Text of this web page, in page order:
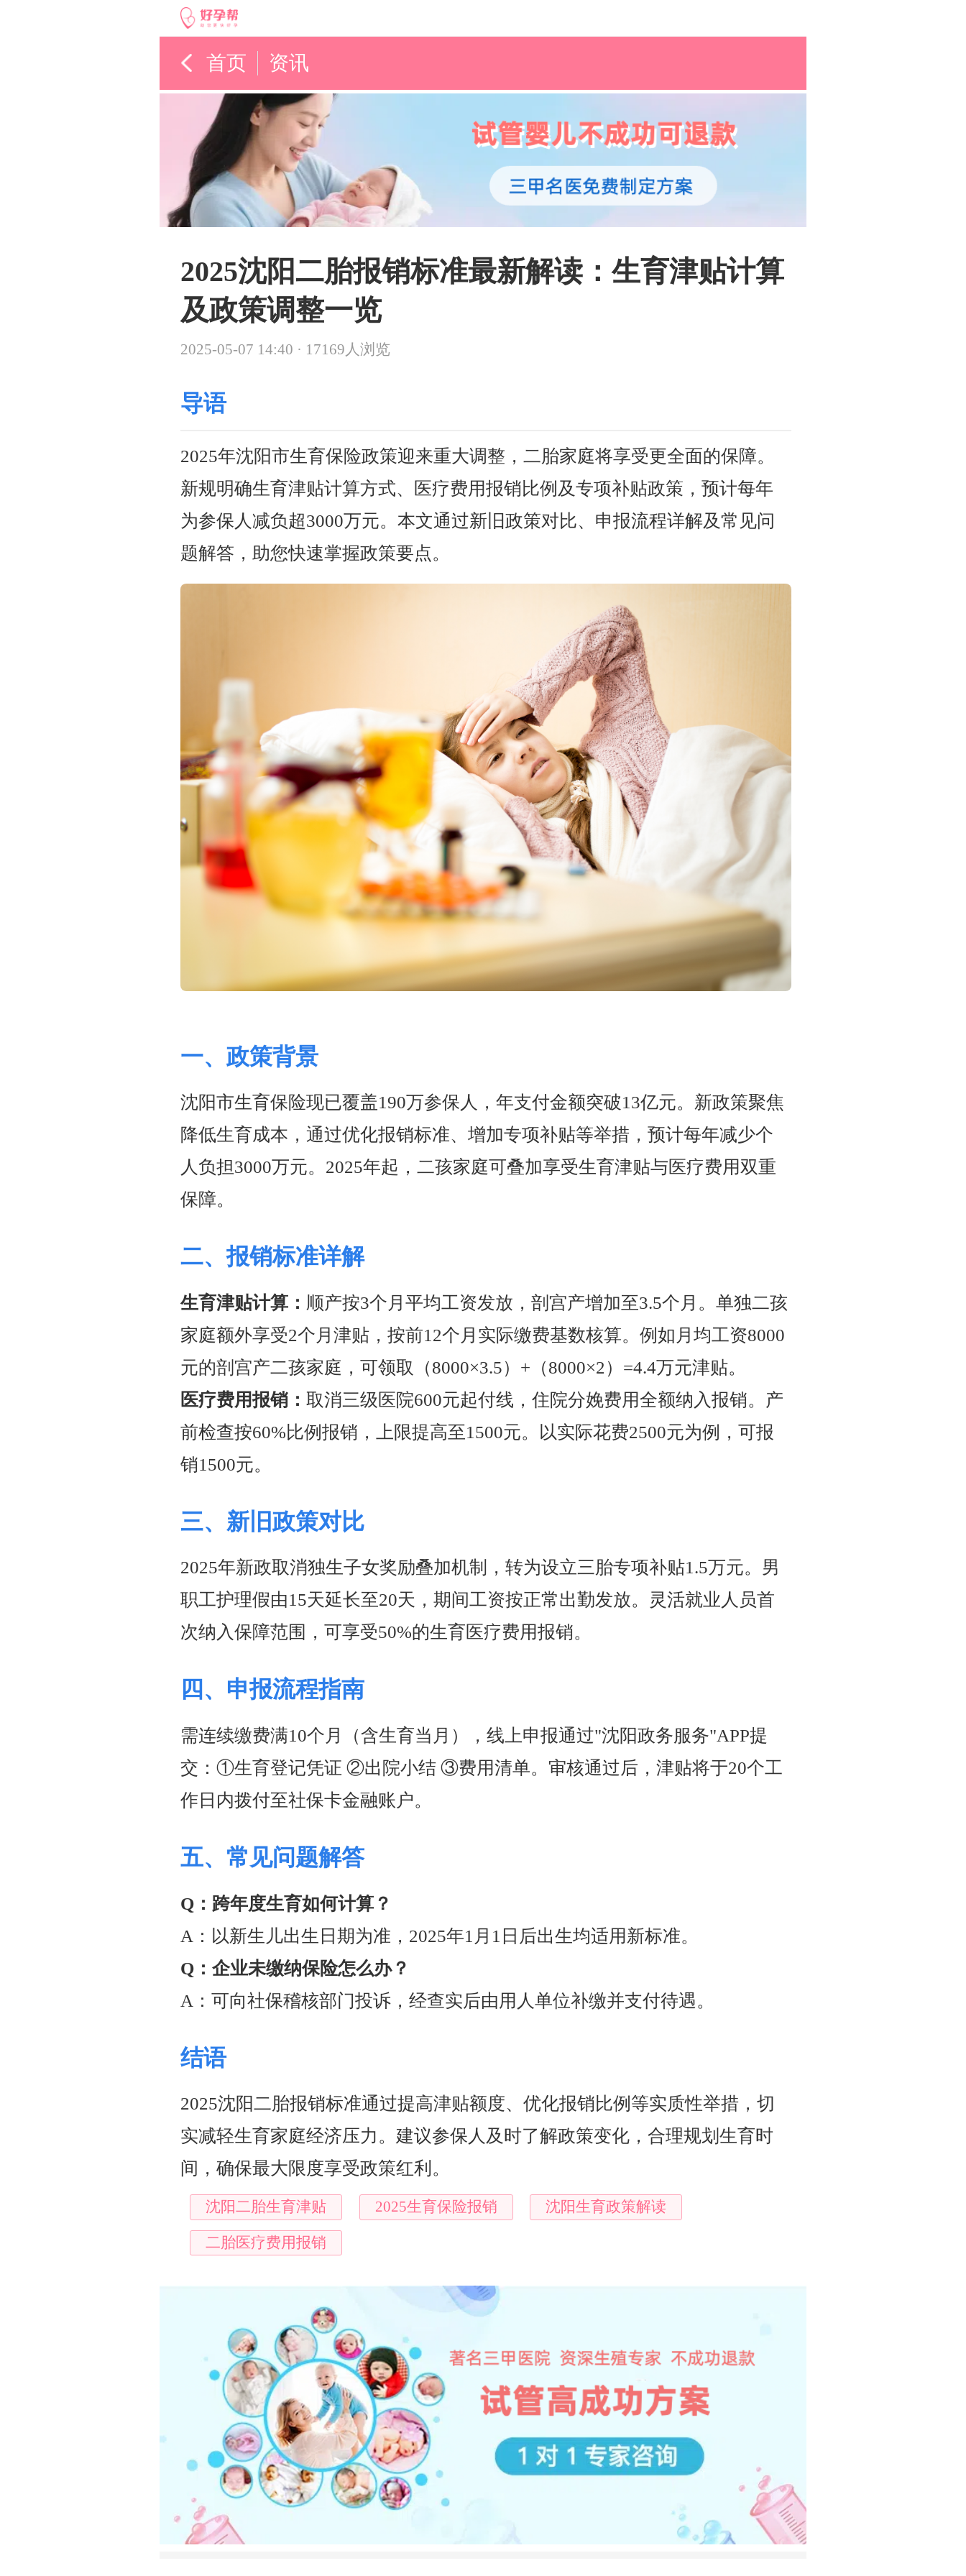
首页 资讯
综合资讯
孕育知识
2025沈阳二胎报销标准最新解读：生育津贴计算
及政策调整一览
2025-05-07 14:40 · 17169人浏览
导语
2025年沈阳市生育保险政策迎来重大调整，二胎家庭将享受更全面的保障。
新规明确生育津贴计算方式、医疗费用报销比例及专项补贴政策，预计每年
为参保人减负超3000万元。本文通过新旧政策对比、申报流程详解及常见问
题解答，助您快速掌握政策要点。
一、政策背景
沈阳市生育保险现已覆盖190万参保人，年支付金额突破13亿元。新政策聚焦
降低生育成本，通过优化报销标准、增加专项补贴等举措，预计每年减少个
人负担3000万元。2025年起，二孩家庭可叠加享受生育津贴与医疗费用双重
保障。
二、报销标准详解
生育津贴计算： 顺产按3个月平均工资发放，剖宫产增加至3.5个月。单独二孩
家庭额外享受2个月津贴，按前12个月实际缴费基数核算。例如月均工资8000
元的剖宫产二孩家庭，可领取（8000×3.5）+（8000×2）=4.4万元津贴。
医疗费用报销：取消三级医院600元起付线，住院分娩费用全额纳入报销。产
前检查按60%比例报销，上限提高至1500元。以实际花费2500元为例，可报
销1500元。
三、新旧政策对比
2025年新政取消独生子女奖励叠加机制，转为设立三胎专项补贴1.5万元。男
职工护理假由15天延长至20天，期间工资按正常出勤发放。灵活就业人员首
次纳入保障范围，可享受50%的生育医疗费用报销。
四、申报流程指南
需连续缴费满10个月（含生育当月），线上申报通过"沈阳政务服务"APP提
交：①生育登记凭证 ②出院小结 ③费用清单。审核通过后，津贴将于20个工
作日内拨付至社保卡金融账户。
五、常见问题解答
Q：跨年度生育如何计算？
A：以新生儿出生日期为准，2025年1月1日后出生均适用新标准。
Q：企业未缴纳保险怎么办？
A：可向社保稽核部门投诉，经查实后由用人单位补缴并支付待遇。
结语
2025沈阳二胎报销标准通过提高津贴额度、优化报销比例等实质性举措，切
实减轻生育家庭经济压力。建议参保人及时了解政策变化，合理规划生育时
间，确保最大限度享受政策红利。
沈阳二胎生育津贴 2025生育保险报销 沈阳生育政策解读
二胎医疗费用报销